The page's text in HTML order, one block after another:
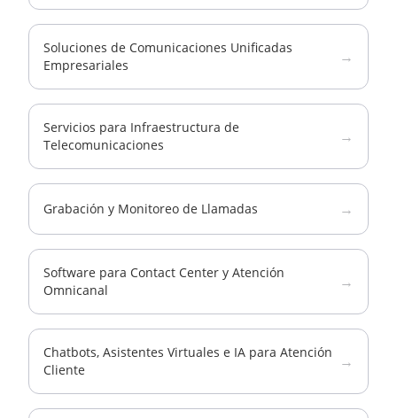
Soluciones de Comunicaciones Unificadas
Empresariales
→
Servicios para Infraestructura de
Telecomunicaciones
→
Grabación y Monitoreo de Llamadas →
Software para Contact Center y Atención
Omnicanal
→
Chatbots, Asistentes Virtuales e IA para Atención
Cliente
→